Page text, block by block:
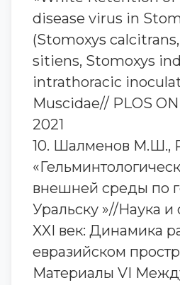
disease virus in
(Stomoxys
sitiens, Stomoxys
intrathoracic
Muscidae// PLOS
2021
10. Шалменов М.Ш.,
внешней среды по
Уральску »//Наука и
XXI век: Динамика
евразийском
Материалы VI